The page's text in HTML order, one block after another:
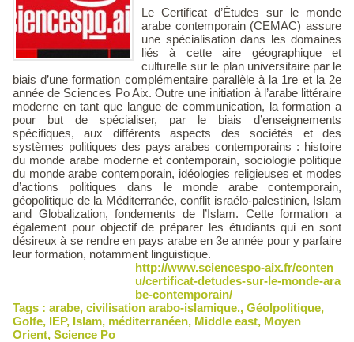
Le Certificat d’Études sur le monde
arabe contemporain (CEMAC) assure
une spécialisation dans les domaines
liés à cette aire géographique et
culturelle sur le plan universitaire par le
biais d’une formation complémentaire parallèle à la 1re et la 2e
année de Sciences Po Aix. Outre une initiation à l’arabe littéraire
moderne en tant que langue de communication, la formation a
pour but de spécialiser, par le biais d’enseignements
spécifiques, aux différents aspects des sociétés et des
systèmes politiques des pays arabes contemporains : histoire
du monde arabe moderne et contemporain, sociologie politique
du monde arabe contemporain, idéologies religieuses et modes
d’actions politiques dans le monde arabe contemporain,
géopolitique de la Méditerranée, conflit israélo-palestinien, Islam
and Globalization, fondements de l’Islam. Cette formation a
également pour objectif de préparer les étudiants qui en sont
désireux à se rendre en pays arabe en 3e année pour y parfaire
leur formation, notamment linguistique.
http://www.sciencespo-aix.fr/conten
u/certificat-detudes-sur-le-monde-ara
be-contemporain/
Tags : arabe, civilisation arabo-islamique., Géolpolitique,
Golfe, IEP, Islam, méditerranéen, Middle east, Moyen
Orient, Science Po